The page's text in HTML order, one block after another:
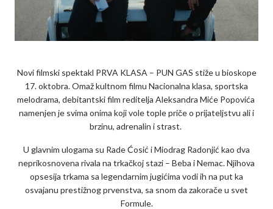
Novi filmski spektakl PRVA KLASA – PUN GAS stiže u bioskope
17. oktobra. Omaž kultnom filmu Nacionalna klasa, sportska
melodrama, debitantski film reditelja Aleksandra Miće Popovića
namenjen je svima onima koji vole tople priče o prijateljstvu ali i
brzinu, adrenalin i strast.
U glavnim ulogama su Rade Ćosić i Miodrag Radonjić kao dva
neprikosnovena rivala na trkačkoj stazi – Beba i Nemac. Njihova
opsesija trkama sa legendarnim jugićima vodi ih na put ka
osvajanu prestižnog prvenstva, sa snom da zakorače u svet
Formule.